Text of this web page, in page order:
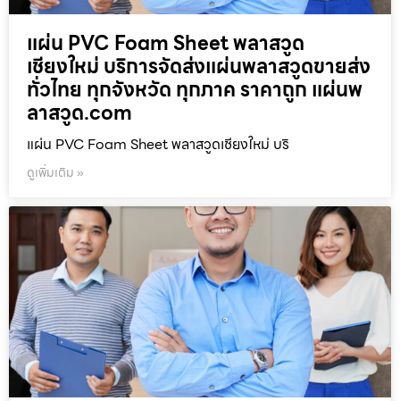
แผ่น PVC Foam Sheet พลาสวูด
เชียงใหม่ บริการจัดส่งแผ่นพลาสวูดขายส่ง
ทั่วไทย ทุกจังหวัด ทุกภาค ราคาถูก แผ่นพ
ลาสวูด.com
แผ่น PVC Foam Sheet พลาสวูดเชียงใหม่ บริ
ดูเพิ่มเติม »